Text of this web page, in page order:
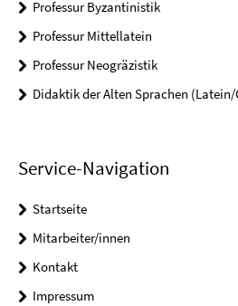
Professur Byzantinistik
Professur Mittellatein
Professur Neogräzistik
Didaktik der Alten Sprachen
Service-Navigation
Startseite
Mitarbeiter/innen
Kontakt
Impressum